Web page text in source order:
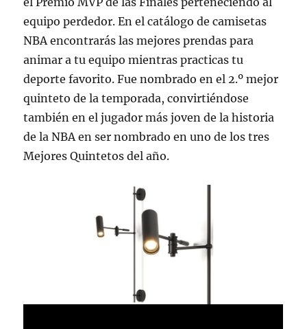
equipo perdedor. En el catálogo de camisetas
NBA encontrarás las mejores prendas para
animar a tu equipo mientras practicas tu
deporte favorito. Fue nombrado en el 2.º mejor
quinteto de la temporada, convirtiéndose
también en el jugador más joven de la historia
de la NBA en ser nombrado en uno de los tres
Mejores Quintetos del año.